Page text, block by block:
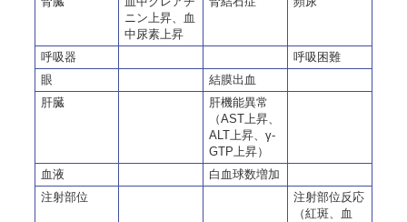
ニン上昇、血
中尿素上昇
呼吸器
呼吸困難
眼
結膜出血
肝臓
肝機能異常
（AST上昇、
ALT上昇、γ-
GTP上昇）
血液
白血球数増加
注射部位
注射部位反応
（紅斑、血